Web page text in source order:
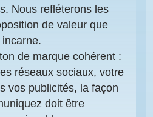
Nous refléterons les
de valeur que
de marque cohérent :
réseaux sociaux, votre
vos publicités, la façon
doit être